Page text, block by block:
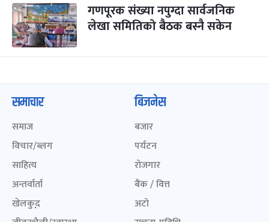
गणपूरक संख्या नपुग्दा सार्वजनिक
लेखा समितिको बैठक बस्‍नै सकेन
समाचार
समाज
विचार/ब्लग
साहित्य
अन्तर्वार्ता
खेलकुद़़
बिजनेस
बजार
पर्यटन
रोजगार
बैंक / वित्त
अटो